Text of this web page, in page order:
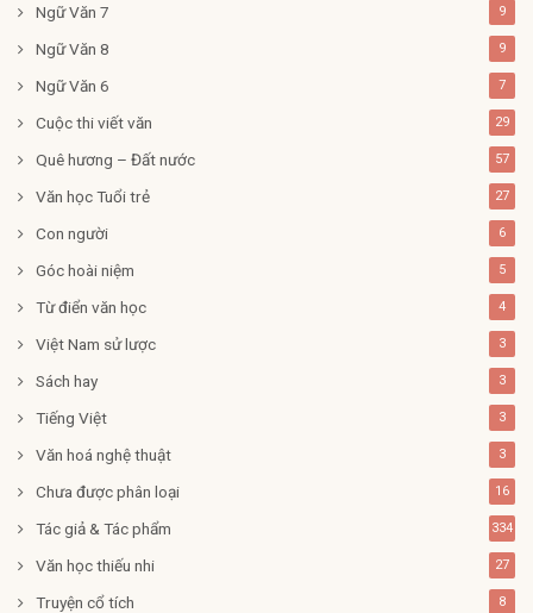
Ngữ Văn 7 9
Ngữ Văn 8 9
Ngữ Văn 6 7
Cuộc thi viết văn 29
Quê hương – Đất nước 57
Văn học Tuổi trẻ 27
Con người 6
Góc hoài niệm 5
Từ điển văn học 4
Việt Nam sử lược 3
Sách hay 3
Tiếng Việt 3
Văn hoá nghệ thuật 3
Chưa được phân loại 16
Tác giả & Tác phẩm 334
Văn học thiếu nhi 27
Truyện cổ tích 8